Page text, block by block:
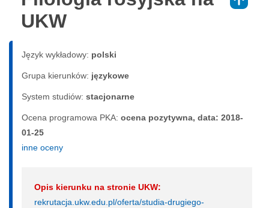
UKW
Język wykładowy: polski
Grupa kierunków: językowe
System studiów: sta­cjo­nar­ne
Ocena programowa PKA: ocena pozytywna, data: 2018-
01-25
inne oceny
Opis kierunku na stronie UKW:
rekrutacja.ukw.edu.pl/oferta/studia-drugiego-